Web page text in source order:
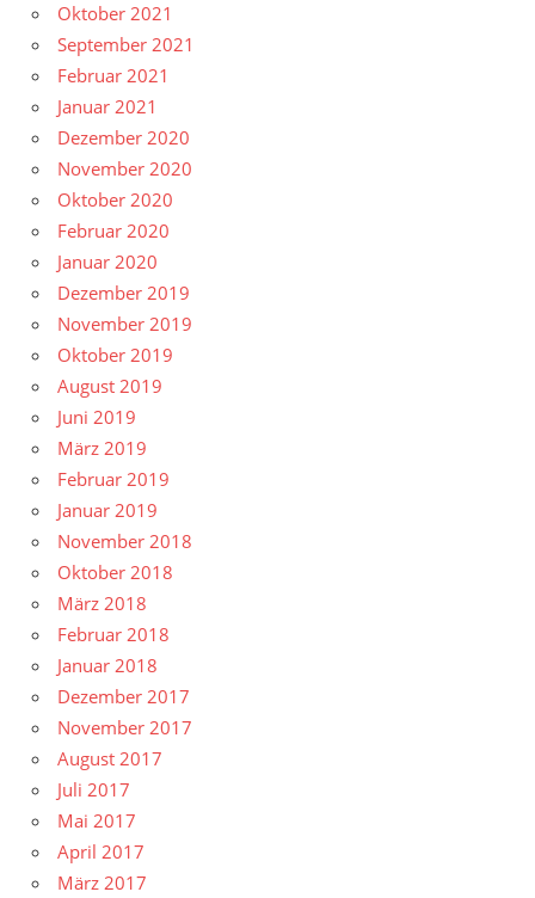
Oktober 2021
September 2021
Februar 2021
Januar 2021
Dezember 2020
November 2020
Oktober 2020
Februar 2020
Januar 2020
Dezember 2019
November 2019
Oktober 2019
August 2019
Juni 2019
März 2019
Februar 2019
Januar 2019
November 2018
Oktober 2018
März 2018
Februar 2018
Januar 2018
Dezember 2017
November 2017
August 2017
Juli 2017
Mai 2017
April 2017
März 2017